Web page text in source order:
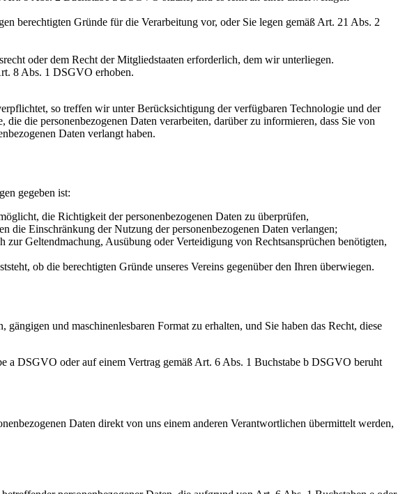
berechtigten Gründe für die Verarbeitung vor, oder Sie legen gemäß Art. 21 Abs. 2
oder dem Recht der Mitgliedstaaten erforderlich, dem wir unterliegen.
8 Abs. 1 DSGVO erhoben.
so treffen wir unter Berücksichtigung der verfügbaren Technologie und der
die personenbezogenen Daten verarbeiten, darüber zu informieren, dass Sie von
Daten verlangt haben.
gegeben ist:
die Richtigkeit der personenbezogenen Daten zu überprüfen,
die Einschränkung der Nutzung der personenbezogenen Daten verlangen;
Geltendmachung, Ausübung oder Verteidigung von Rechtsansprüchen benötigten,
ob die berechtigten Gründe unseres Vereins gegenüber den Ihren überwiegen.
und maschinenlesbaren Format zu erhalten, und Sie haben das Recht, diese
DSGVO oder auf einem Vertrag gemäß Art. 6 Abs. 1 Buchstabe b DSGVO beruht
Daten direkt von uns einem anderen Verantwortlichen übermittelt werden,